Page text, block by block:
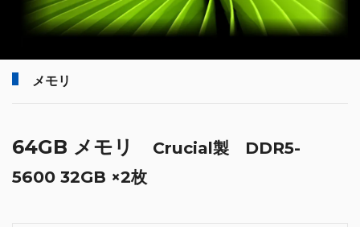
メモリ
64GB メモリ
Crucial製 DDR5-
5600 32GB ×2枚